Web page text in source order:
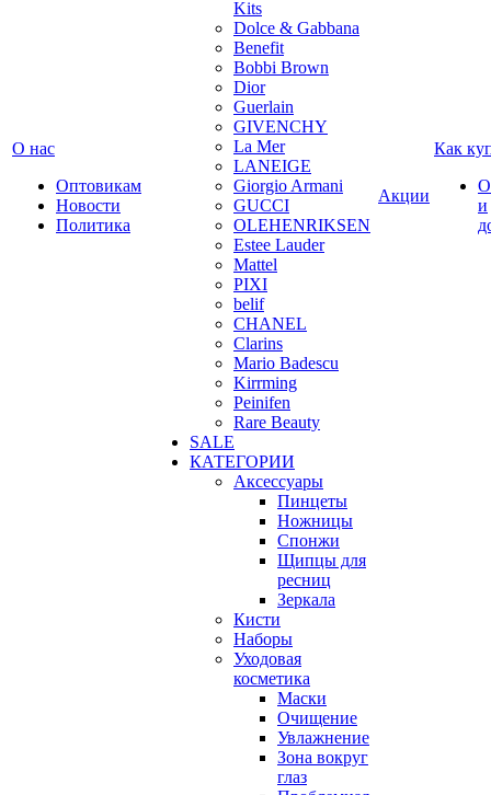
О нас
Оптовикам
Новости
Политика
Kits
Dolce & Gabbana
Benefit
Bobbi Brown
Dior
Guerlain
GIVENCHY
La Mer
LANEIGE
Giorgio Armani
GUCCI
OLEHENRIKSEN
Estee Lauder
Mattel
PIXI
belif
CHANEL
Clarins
Mario Badescu
Kirrming
Peinifen
Rare Beauty
SALE
КАТЕГОРИИ
Аксессуары
Пинцеты
Ножницы
Спонжи
Щипцы для
ресниц
Зеркала
Кисти
Наборы
Уходовая
косметика
Маски
Очищение
Увлажнение
Зона вокруг
глаз
Акции
Как
и